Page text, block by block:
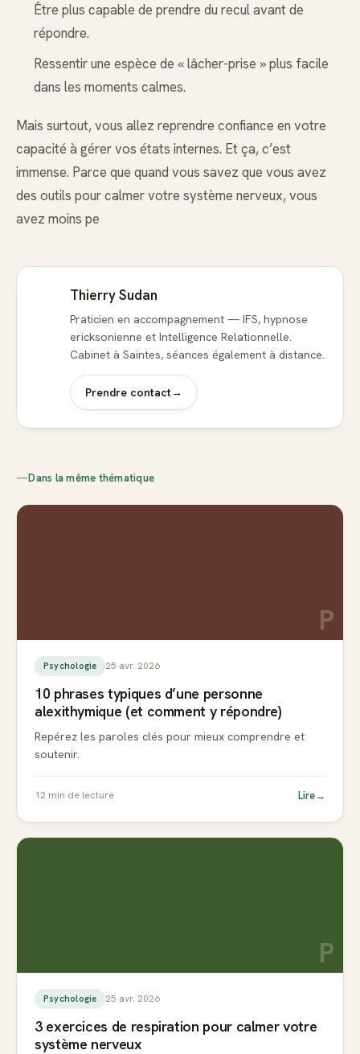
Être plus capable de prendre du recul avant de
répondre.
Ressentir une espèce de « lâcher-prise » plus facile
dans les moments calmes.
Mais surtout, vous allez reprendre confiance en votre
capacité à gérer vos états internes. Et ça, c’est
immense. Parce que quand vous savez que vous avez
des outils pour calmer votre système nerveux, vous
avez moins pe
Thierry Sudan
Praticien en accompagnement — IFS, hypnose
ericksonienne et Intelligence Relationnelle.
Cabinet à Saintes, séances également à distance.
Prendre contact→
—Dans la même thématique
P
Psychologie 25 avr. 2026
10 phrases typiques d’une personne
alexithymique (et comment y répondre)
Repérez les paroles clés pour mieux comprendre et
soutenir.
12 min de lecture Lire→
P
Psychologie 25 avr. 2026
3 exercices de respiration pour calmer votre
système nerveux